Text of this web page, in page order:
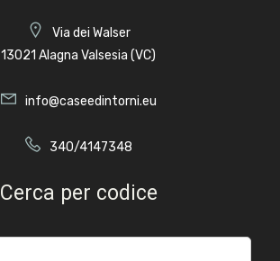
Via dei Walser
13021 Alagna Valsesia (VC)
info@caseedintorni.eu
340/4147348
Cerca per codice